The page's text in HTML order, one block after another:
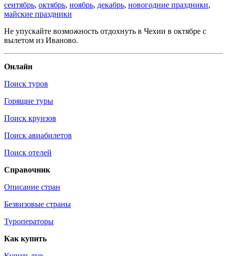
сентябрь, октябрь, ноябрь, декабрь, новогодние праздники,
майские праздники
Не упускайте возможность отдохнуть в Чехии в октябре с
вылетом из Иваново.
Онлайн
Поиск туров
Горящие туры
Поиск круизов
Поиск авиабилетов
Поиск отелей
Справочник
Описание стран
Безвизовые страны
Туроператоры
Как купить